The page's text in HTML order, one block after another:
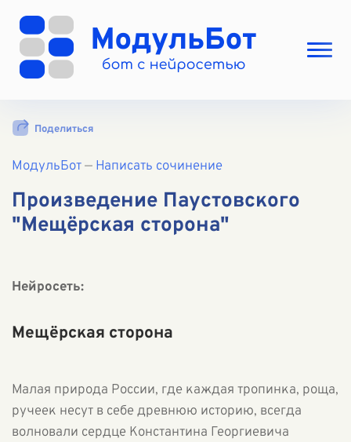
Выбрать режим
Вход
Поделиться
МодульБот— Написать сочинение
Произведение Паустовского
"Мещёрская сторона"
Нейросеть:
Мещёрская сторона
Малая природа России, где каждая тропинка, роща,
ручеек несут в себе древнюю историю, всегда
волновали сердце Константина Георгиевича